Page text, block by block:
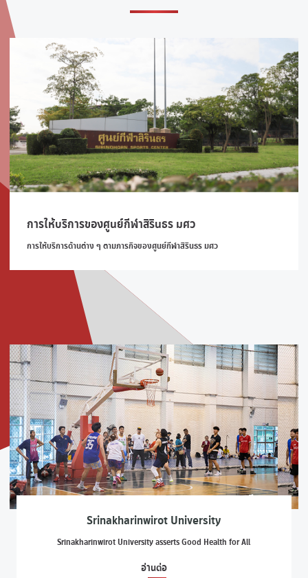
การให้บริการของศูนย์กีฬาสิรินธร มศว
การให้บริการด้านต่าง ๆ ตามภารกิจของศูนย์กีฬาสิรินธร มศว
Srinakharinwirot University
Srinakharinwirot University asserts Good Health for All
อ่านต่อ